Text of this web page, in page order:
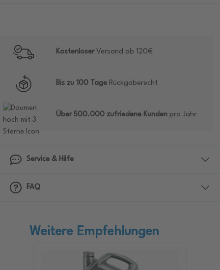
KostenloserVersand ab 120€
Bis zu 100 Tage Rückgaberecht
Über 500.000 zufriedene Kunden pro Jahr
Service & Hilfe
FAQ
Weitere Empfehlungen